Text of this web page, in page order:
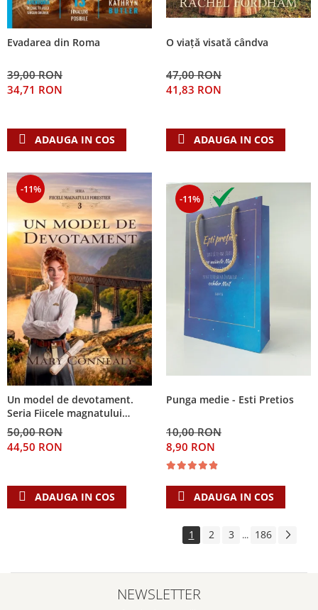
Evadarea din Roma
39,00 RON
34,71 RON
ADAUGA IN COS
O viață visată cândva
47,00 RON
41,83 RON
ADAUGA IN COS
-11%
Un model de devotament.
Seria Fiicele magnatului
forestier 3
50,00 RON
44,50 RON
ADAUGA IN COS
-11%
Punga medie - Esti Pretios
10,00 RON
8,90 RON
ADAUGA IN COS
1 2 3 ... 186
NEWSLETTER